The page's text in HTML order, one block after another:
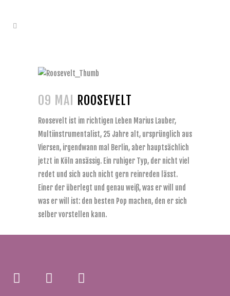
09 MAI ROOSEVELT
Roosevelt ist im richtigen Leben Marius Lauber,
Multiinstrumentalist, 25 Jahre alt, ursprünglich aus
Viersen, irgendwann mal Berlin, aber hauptsächlich
jetzt in Köln ansässig. Ein ruhiger Typ, der nicht viel
redet und sich auch nicht gern reinreden lässt.
Einer der überlegt und genau weiß, was er will und
was er will ist: den besten Pop machen, den er sich
selber vorstellen kann.